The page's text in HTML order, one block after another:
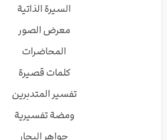
السيرة الذاتية
معرض الصور
المحاضرات
كلمات قصيرة
تفسير المتدبرين
ومضة تفسيرية
جواهر البحار